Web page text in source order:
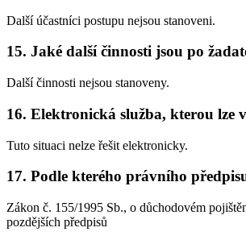
Další účastníci postupu nejsou stanoveni.
15. Jaké další činnosti jsou po
Další činnosti nejsou stanoveny.
16. Elektronická služba, kterou lze
Tuto situaci nelze řešit elektronicky.
17. Podle kterého právního
Zákon č. 155/1995 Sb., o důchodovém
pozdějších předpisů